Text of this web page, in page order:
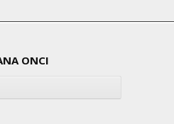
ONCI